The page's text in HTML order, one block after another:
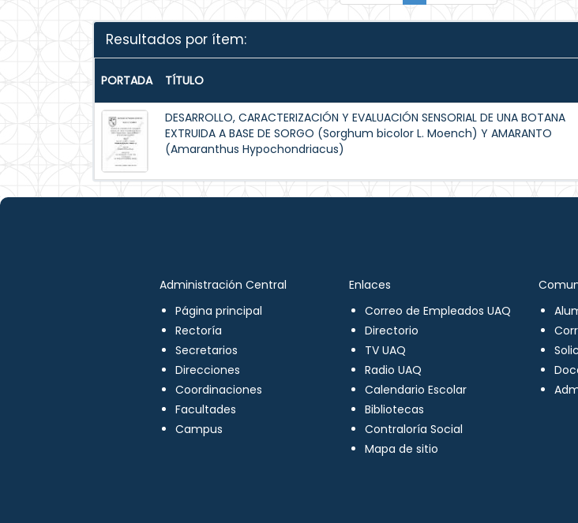
Resultados por ítem:
PORTADA TÍTULO
DESARROLLO, CARACTERIZACIÓN Y EVALUACIÓN SENSORIAL DE UNA BOTANA
EXTRUIDA A BASE DE SORGO (Sorghum bicolor L. Moench) Y AMARANTO
(Amaranthus Hypochondriacus)
Administración Central
Página principal
Rectoría
Secretarios
Direcciones
Coordinaciones
Facultades
Campus
Enlaces
Correo de Empleados UAQ
Directorio
TV UAQ
Radio UAQ
Calendario Escolar
Bibliotecas
Contraloría Social
Mapa de sitio